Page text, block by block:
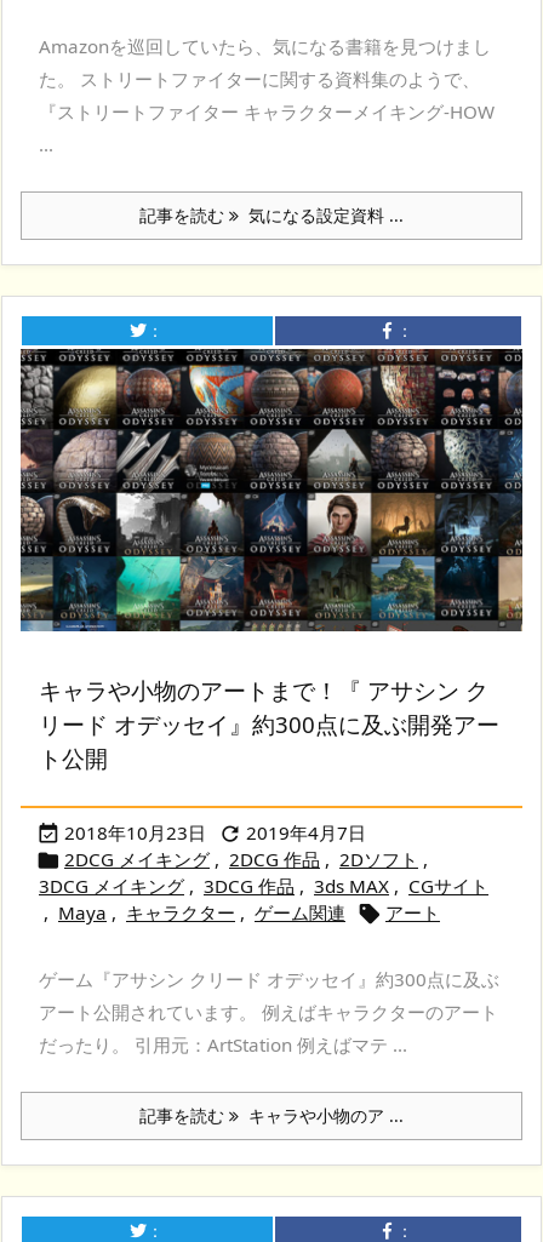
Amazonを巡回していたら、気になる書籍を見つけまし
た。 ストリートファイターに関する資料集のようで、
『ストリートファイター キャラクターメイキング-HOW
...
記事を読む 気になる設定資料 ...
： ：
キャラや小物のアートまで！『 アサシン ク
リード オデッセイ』約300点に及ぶ開発アー
ト公開
 2018年10月23日  2019年4月7日
 2DCG メイキング , 2DCG 作品 , 2Dソフト ,
3DCG メイキング , 3DCG 作品 , 3ds MAX , CGサイト
, Maya , キャラクター , ゲーム関連  アート
ゲーム『アサシン クリード オデッセイ』約300点に及ぶ
アート公開されています。 例えばキャラクターのアート
だったり。 引用元：ArtStation 例えばマテ ...
記事を読む キャラや小物のア ...
： ：